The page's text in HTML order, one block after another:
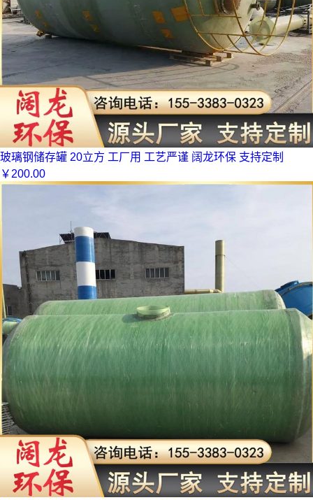
玻璃钢储存罐 20立方 工厂用 工艺严谨 阔龙环保 支持定制
￥ 200.00